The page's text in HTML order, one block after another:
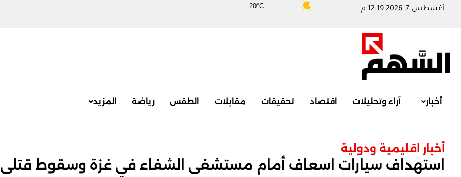
20°C أغسطس 7, 2026 12:19 م
أخبار آراء وتحليلات اقتصاد تحقيقات مقابلات الطقس رياضة المزيد
أخبار اقليمية ودولية
استهداف سيارات اسعاف أمام مستشفى الشفاء في غزة وسقوط قتلى